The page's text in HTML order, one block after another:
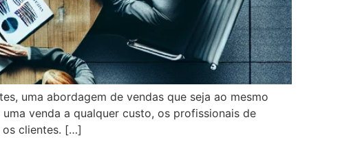
uma abordagem de vendas que seja ao mesmo
venda a qualquer custo, os profissionais de
os clientes. […]